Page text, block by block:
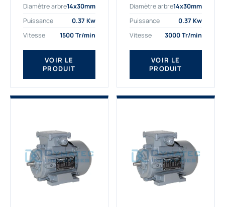
applications les plus
exigeantes.
kw de référence
AGM2EL 71 M 4b...
Diamètre arbre14x30mm
Puissance
0.37 Kw
Vitesse
1500 Tr/min
VOIR LE
PRODUIT
application. Notre
gamme de moteurs
exclusivement
fabriquée...
Diamètre arbre14x30mm
Puissance
0.37 Kw
Vitesse
3000 Tr/min
VOIR LE
PRODUIT